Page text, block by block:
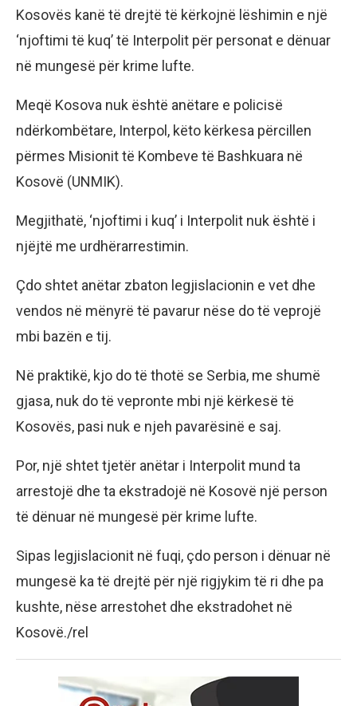
Kosovës kanë të drejtë të kërkojnë lëshimin e një
‘njoftimi të kuq’ të Interpolit për personat e dënuar
në mungesë për krime lufte.
Meqë Kosova nuk është anëtare e policisë
ndërkombëtare, Interpol, këto kërkesa përcillen
përmes Misionit të Kombeve të Bashkuara në
Kosovë (UNMIK).
Megjithatë, ‘njoftimi i kuq’ i Interpolit nuk është i
njëjtë me urdhërarrestimin.
Çdo shtet anëtar zbaton legjislacionin e vet dhe
vendos në mënyrë të pavarur nëse do të veprojë
mbi bazën e tij.
Në praktikë, kjo do të thotë se Serbia, me shumë
gjasa, nuk do të vepronte mbi një kërkesë të
Kosovës, pasi nuk e njeh pavarësinë e saj.
Por, një shtet tjetër anëtar i Interpolit mund ta
arrestojë dhe ta ekstradojë në Kosovë një person
të dënuar në mungesë për krime lufte.
Sipas legjislacionit në fuqi, çdo person i dënuar në
mungesë ka të drejtë për një rigjykim të ri dhe pa
kushte, nëse arrestohet dhe ekstradohet në
Kosovë./rel